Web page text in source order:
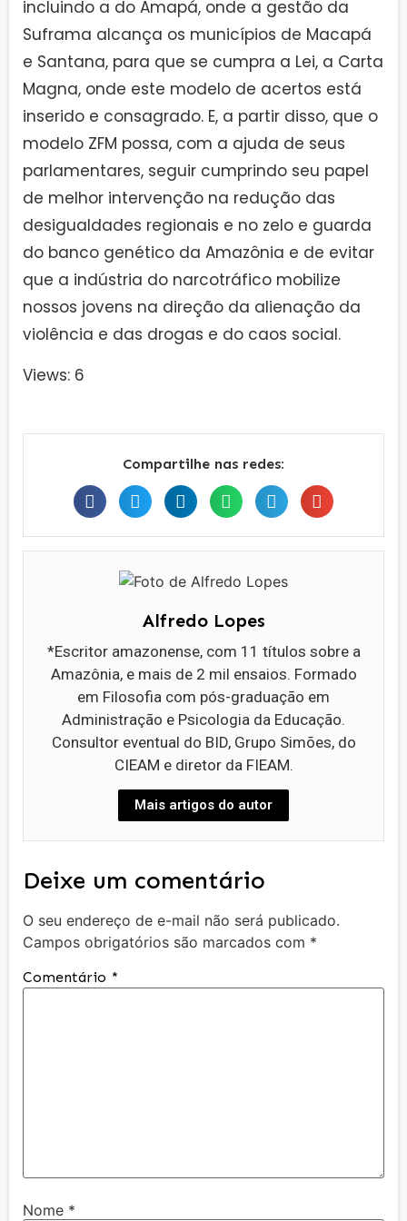
incluindo a do Amapá, onde a gestão da
Suframa alcança os municípios de Macapá
e Santana, para que se cumpra a Lei, a Carta
Magna, onde este modelo de acertos está
inserido e consagrado. E, a partir disso, que o
modelo ZFM possa, com a ajuda de seus
parlamentares, seguir cumprindo seu papel
de melhor intervenção na redução das
desigualdades regionais e no zelo e guarda
do banco genético da Amazônia e de evitar
que a indústria do narcotráfico mobilize
nossos jovens na direção da alienação da
violência e das drogas e do caos social.
Views: 6
Compartilhe nas redes:
Alfredo Lopes
*Escritor amazonense, com 11 títulos sobre a
Amazônia, e mais de 2 mil ensaios. Formado
em Filosofia com pós-graduação em
Administração e Psicologia da Educação.
Consultor eventual do BID, Grupo Simões, do
CIEAM e diretor da FIEAM.
Mais artigos do autor
Deixe um comentário
O seu endereço de e-mail não será publicado.
Campos obrigatórios são marcados com *
Comentário *
Nome *